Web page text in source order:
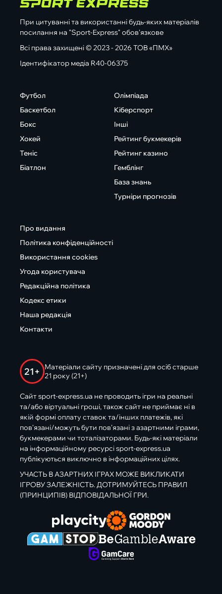
При цитуванні та використанні будь-яких матеріалів
посилання на "Sport-Express" обов'язкове
Всі права захищені © 2023 - 2026 ТОВ «ПМХ»
Ідентифікатор медіа R40-06375
Футбол
Баскетбол
Бокс
Хокей
Теніс
Біатлон
Олімпіада
Кіберспорт
Інші
Рейтинг букмекерів
Рейтинг казино
Гемблінг
База знань
Турніри прогнозів
Про видання
Політика конфіденційності
Використання cookies
Угода користувача
Редакційна політика
Кодекс етики
Наша редакція
Контакти
21+
Матеріали сайту призначені для осіб старше
21 року (21+)
Сайт sport-express.ua не проводить ігри на реальні
та/або віртуальні гроші, також сайт не приймає ні в
якій формі оплату ставок та/інших платежів, які
пов’язані/можуть бути пов’язані з азартними іграми,
букмекерами чи тоталізаторами. Будь-які матеріали
на інформаційному ресурсі sport-express.ua
публікуються виключно в інформаційних цілях.
УЧАСТЬ В АЗАРТНИХ ІГРАХ МОЖЕ ВИКЛИКАТИ
ІГРОВУ ЗАЛЕЖНІСТЬ. ДОТРИМУЙТЕСЬ ПРАВИЛ
(ПРИНЦИПІВ) ВІДПОВІДАЛЬНОЇ ГРИ.